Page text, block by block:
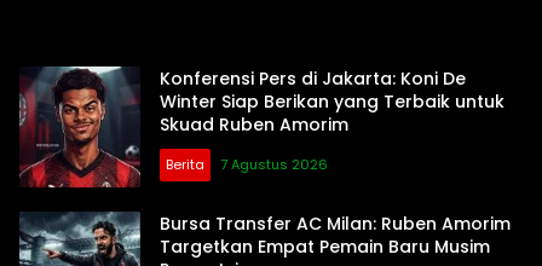
Konferensi Pers di Jakarta: Koni De
Winter Siap Berikan yang Terbaik untuk
Skuad Ruben Amorim
Berita 7 Agustus 2026
Bursa Transfer AC Milan: Ruben Amorim
Targetkan Empat Pemain Baru Musim